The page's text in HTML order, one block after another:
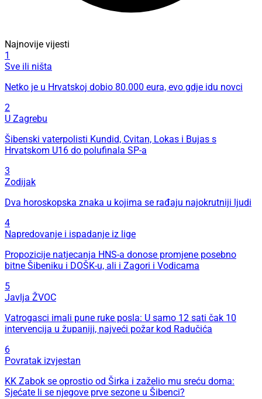
Najnovije vijesti
1
Sve ili ništa
Netko je u Hrvatskoj dobio 80.000 eura, evo gdje idu novci
2
U Zagrebu
Šibenski vaterpolisti Kundid, Cvitan, Lokas i Bujas s
Hrvatskom U16 do polufinala SP-a
3
Zodijak
Dva horoskopska znaka u kojima se rađaju najokrutniji ljudi
4
Napredovanje i ispadanje iz lige
Propozicije natjecanja HNS-a donose promjene posebno
bitne Šibeniku i DOŠK-u, ali i Zagori i Vodicama
5
Javlja ŽVOC
Vatrogasci imali pune ruke posla: U samo 12 sati čak 10
intervencija u županiji, najveći požar kod Radučića
6
Povratak izvjestan
KK Zabok se oprostio od Širka i zaželio mu sreću doma:
Sjećate li se njegove prve sezone u Šibenci?